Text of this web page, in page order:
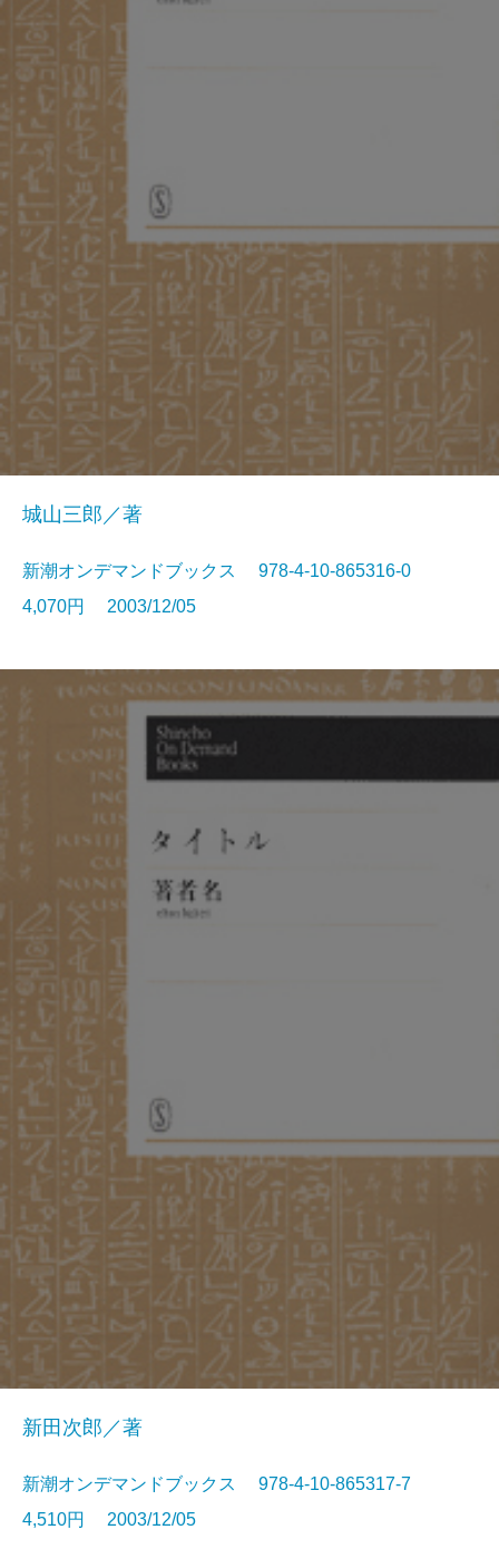
城山三郎／著
新潮オンデマンドブックス 978-4-10-865316-0
4,070円 2003/12/05
新田次郎／著
新潮オンデマンドブックス 978-4-10-865317-7
4,510円 2003/12/05